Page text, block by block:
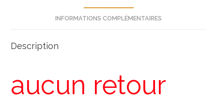
INFORMATIONS COMPLÉMENTAIRES
Description
aucun retour